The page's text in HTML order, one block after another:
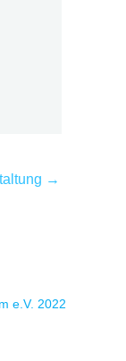
→
e.V. 2022